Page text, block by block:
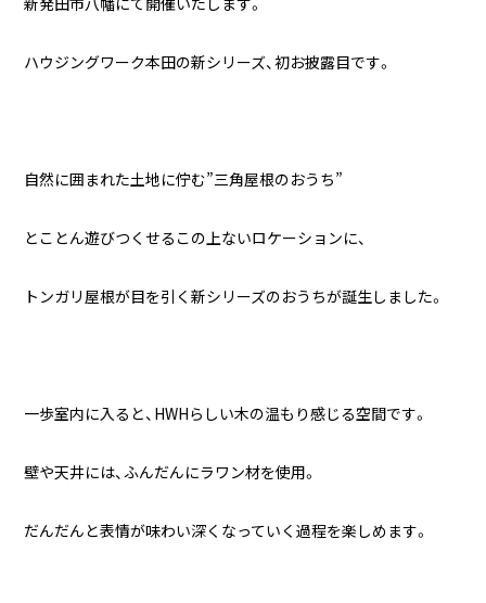
ハウジングワーク本田の新シリーズ、初お披露目です。
自然に囲まれた土地に佇む”三角屋根のおうち”
とことん遊びつくせるこの上ないロケーションに、
トンガリ屋根が目を引く新シリーズのおうちが誕生しました。
一歩室内に入ると、HWHらしい木の温もり感じる空間です。
壁や天井には、ふんだんにラワン材を使用。
だんだんと表情が味わい深くなっていく過程を楽しめます。